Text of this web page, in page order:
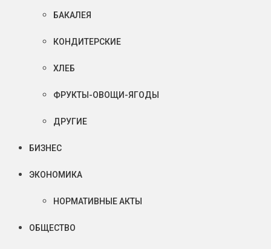
БАКАЛЕЯ
КОНДИТЕРСКИЕ
ХЛЕБ
ФРУКТЫ-ОВОЩИ-ЯГОДЫ
ДРУГИЕ
БИЗНЕС
ЭКОНОМИКА
НОРМАТИВНЫЕ АКТЫ
ОБЩЕСТВО